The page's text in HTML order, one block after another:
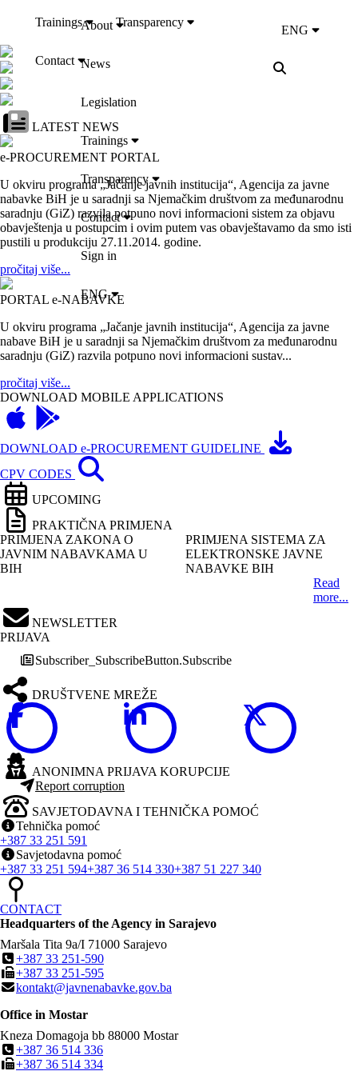
Trainings Transparency
Contact
ENG
LATEST NEWS
e-PROCUREMENT PORTAL
U okviru programa „Jačanje javnih institucija“, Agencija za javne
nabavke BiH je u saradnji sa Njemačkim društvom za međunarodnu
saradnju (GiZ) razvila potpuno novi informacioni sistem za objavu
obavještenja u postupcim i ovim putem vas obavještavamo da smo isti
pustili u produkciju 27.11.2014. godine.
pročitaj više...
PORTAL e-NABAVKE
U okviru programa „Jačanje javnih institucija“, Agencija za javne
nabave BiH je u saradnji sa Njemačkim društvom za međunarodnu
saradnju (GiZ) razvila potpuno novi informacioni sustav...
pročitaj više...
DOWNLOAD MOBILE APPLICATIONS
DOWNLOAD e-PROCUREMENT GUIDELINE
CPV CODES
UPCOMING
PRAKTIČNA PRIMJENA
PRIMJENA ZAKONA O
JAVNIM NABAVKAMA U
BIH
PRIMJENA SISTEMA ZA
ELEKTRONSKE JAVNE
NABAVKE BIH
Read
more...
NEWSLETTER
PRIJAVA
Subscriber_SubscribeButton.Subscribe
DRUŠTVENE MREŽE
ANONIMNA PRIJAVA KORUPCIJE
Report corruption
SAVJETODAVNA I TEHNIČKA POMOĆ
Tehnička pomoć
+387 33 251 591
Savjetodavna pomoć
+387 33 251 594+387 36 514 330+387 51 227 340
CONTACT
Headquarters of the Agency in Sarajevo
Maršala Tita 9a/I 71000 Sarajevo
+387 33 251-590
+387 33 251-595
kontakt@javnenabavke.gov.ba
Office in Mostar
Kneza Domagoja bb 88000 Mostar
+387 36 514 336
+387 36 514 334
About
News
Legislation
Trainings
Transparency
Contact
Sign in
ENG